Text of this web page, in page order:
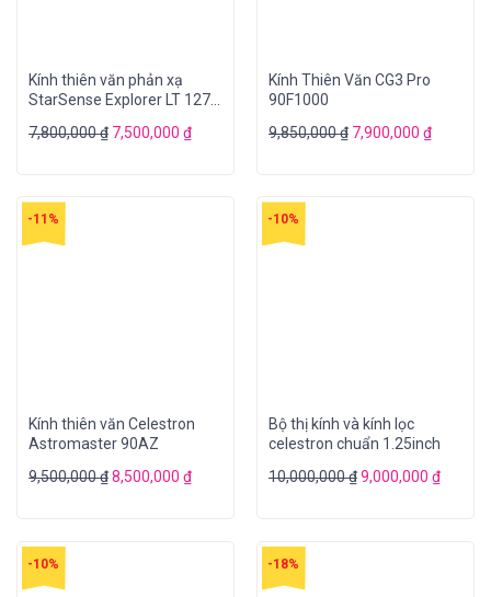
Kính thiên văn phản xạ
StarSense Explorer LT 127
7,800,000₫ 7,500,000 ₫
Kính Thiên Văn CG3 Pro
90F1000
9,850,000₫ 7,900,000 ₫
-11%
Kính thiên văn Celestron
Astromaster 90AZ
9,500,000₫ 8,500,000 ₫
-10%
Bộ thị kính và kính lọc
celestron chuẩn 1.25inch
10,000,000₫ 9,000,000 ₫
-10% -18%